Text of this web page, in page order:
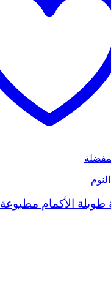
طويلة الأكمام مطبوعة